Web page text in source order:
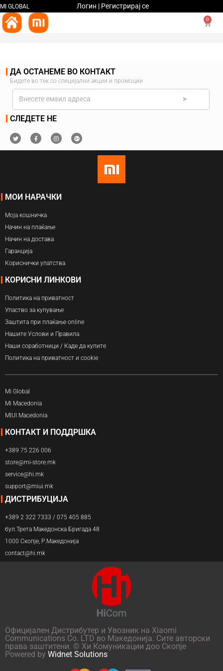
MI GLOBAL Логин | Регистрирај се
0
ДА ОСТАНЕМЕ ВО КОНТАКТ
Бидете во тек со специјални акции и промоции
>
СЛЕДЕТЕ НЕ
МОИ НАРАЧКИ
Моја кошничка
Начин на плаќање
Начин на достава
Гаранција
Кориснички упатства
КОРИСНИ ЛИНКОВИ
Политика на приватност
Упаство за купување
Заштита при плаќање online
Нашите Услови и Правила
Наши соработници / Каде да купите
Политика на приватност и cookie
Mi Global
Mi Macedonia
MIUI Macedonia
КОНТАКТ И ПОДДРШКА
+389 75 226 006
store@mi-store.mk
service@hi.mk
support@miui.mk
ДИСТРИБУЦИЈА
+389 2 322 7333 / 075 405 885
бул.Трета Македонска Бригада 48
1000 Скопје, Р.Македонија
contact@hi.mk
Официјален Дистрибутер и Увозник на Xiaomi
Communications Co. LTD во Македонија. Сите авторски
права заштитени. © Хи Комуникации доо Скопје
Powered by Widnet Solutions